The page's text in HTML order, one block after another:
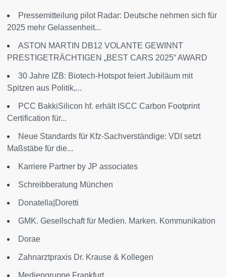
Pressemitteilung pilot Radar: Deutsche nehmen sich für
2025 mehr Gelassenheit...
ASTON MARTIN DB12 VOLANTE GEWINNT
PRESTIGETRÄCHTIGEN „BEST CARS 2025“ AWARD
30 Jahre IZB: Biotech-Hotspot feiert Jubiläum mit
Spitzen aus Politik,...
PCC BakkiSilicon hf. erhält ISCC Carbon Footprint
Certification für...
Neue Standards für Kfz-Sachverständige: VDI setzt
Maßstäbe für die...
Karriere Partner by JP associates
Schreibberatung München
Donatella|Doretti
GMK. Gesellschaft für Medien. Marken. Kommunikation
Dorae
Zahnarztpraxis Dr. Krause & Kollegen
Mediengruppe Frankfurt